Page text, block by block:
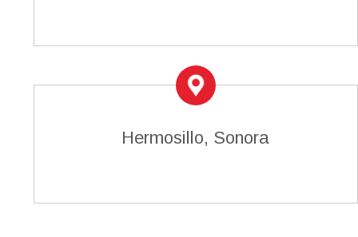
Hermosillo, Sonora